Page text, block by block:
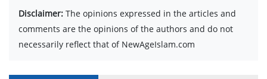
Disclaimer: The opinions expressed in the articles and
comments are the opinions of the authors and do not
necessarily reflect that of NewAgeIslam.com